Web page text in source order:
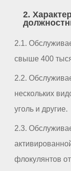
2.
2.1.
свыше 400
2.2.
нескольких
уголь и другие.
2.3.
флокулянтов